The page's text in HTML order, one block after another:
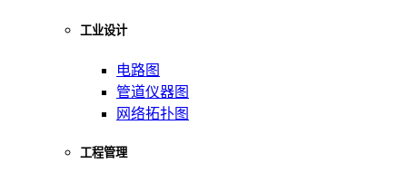
工业设计
电路图
管道仪器图
网络拓扑图
工程管理